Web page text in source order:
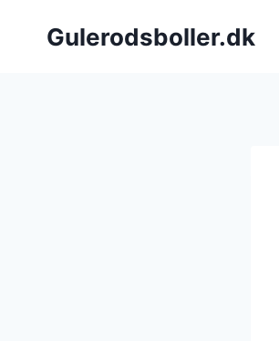
Gulerodsboller.dk